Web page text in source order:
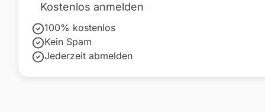
Kostenlos anmelden
100% kostenlos
Kein Spam
Jederzeit abmelden